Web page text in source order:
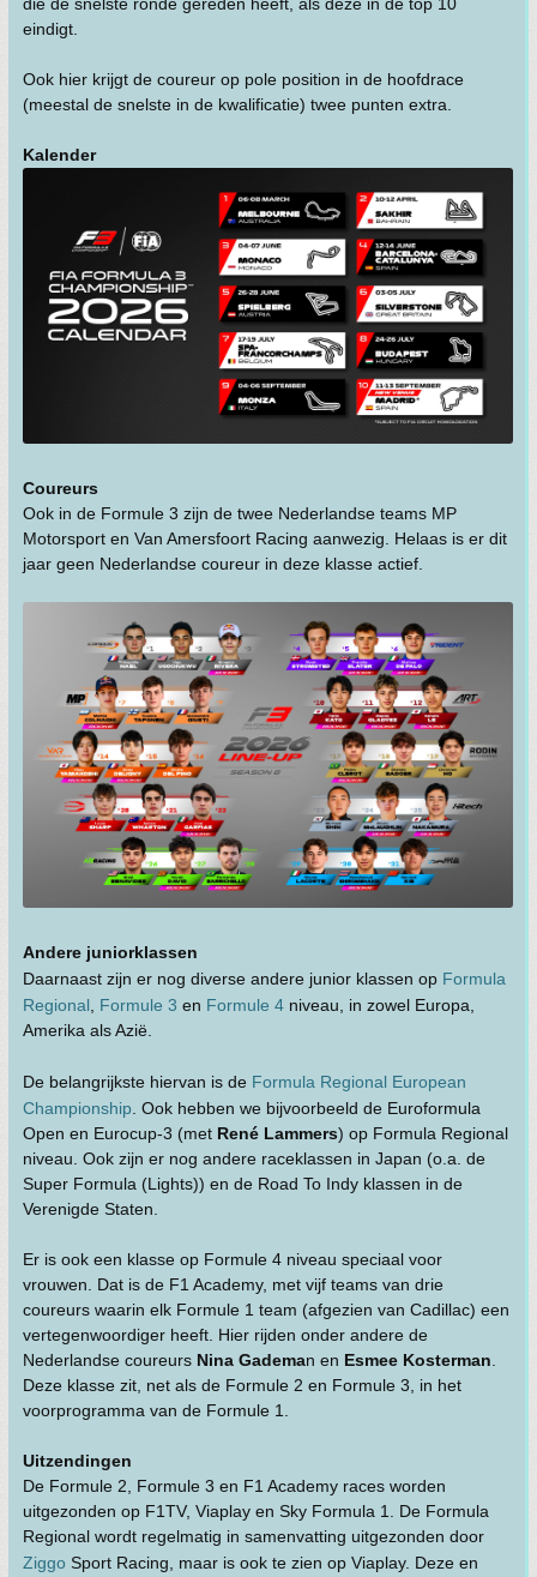
eindigt.
Ook hier krijgt de coureur op pole position in de hoofdrace
(meestal de snelste in de kwalificatie) twee punten extra.
Kalender
Coureurs
Ook in de Formule 3 zijn de twee Nederlandse teams MP
Motorsport en Van Amersfoort Racing aanwezig. Helaas is er dit
jaar geen Nederlandse coureur in deze klasse actief.
Andere juniorklassen
Daarnaast zijn er nog diverse andere junior klassen op Formula
Regional, Formule 3 en Formule 4 niveau, in zowel Europa,
Amerika als Azië.
De belangrijkste hiervan is de Formula Regional European
Championship. Ook hebben we bijvoorbeeld de Euroformula
Open en Eurocup-3 (met René Lammers) op Formula Regional
niveau. Ook zijn er nog andere raceklassen in Japan (o.a. de
Super Formula (Lights)) en de Road To Indy klassen in de
Verenigde Staten.
Er is ook een klasse op Formule 4 niveau speciaal voor
vrouwen. Dat is de F1 Academy, met vijf teams van drie
coureurs waarin elk Formule 1 team (afgezien van Cadillac) een
vertegenwoordiger heeft. Hier rijden onder andere de
Nederlandse coureurs Nina Gademan en Esmee Kosterman.
Deze klasse zit, net als de Formule 2 en Formule 3, in het
voorprogramma van de Formule 1.
Uitzendingen
De Formule 2, Formule 3 en F1 Academy races worden
uitgezonden op F1TV, Viaplay en Sky Formula 1. De Formula
Regional wordt regelmatig in samenvatting uitgezonden door
Ziggo Sport Racing, maar is ook te zien op Viaplay. Deze en